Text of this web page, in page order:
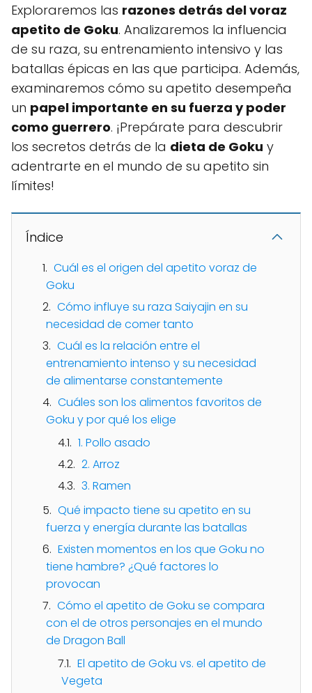
Exploraremos las razones detrás del voraz
apetito de Goku. Analizaremos la influencia
de su raza, su entrenamiento intensivo y las
batallas épicas en las que participa. Además,
examinaremos cómo su apetito desempeña
un papel importante en su fuerza y poder
como guerrero. ¡Prepárate para descubrir
los secretos detrás de la dieta de Goku y
adentrarte en el mundo de su apetito sin
límites!
Índice
Cuál es el origen del apetito voraz de
Goku
Cómo influye su raza Saiyajin en su
necesidad de comer tanto
Cuál es la relación entre el
entrenamiento intenso y su necesidad
de alimentarse constantemente
Cuáles son los alimentos favoritos de
Goku y por qué los elige
1. Pollo asado
2. Arroz
3. Ramen
Qué impacto tiene su apetito en su
fuerza y energía durante las batallas
Existen momentos en los que Goku no
tiene hambre? ¿Qué factores lo
provocan
Cómo el apetito de Goku se compara
con el de otros personajes en el mundo
de Dragon Ball
El apetito de Goku vs. el apetito de
Vegeta